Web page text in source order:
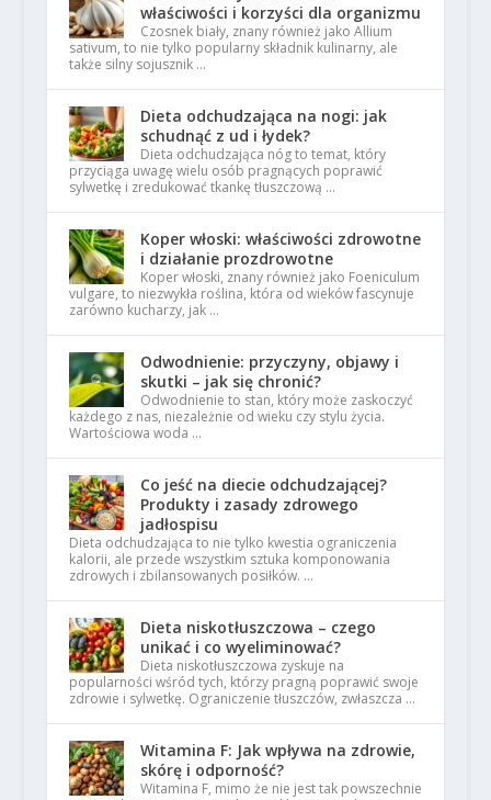
właściwości i korzyści dla organizmu
Czosnek biały, znany również jako Allium
sativum, to nie tylko popularny składnik kulinarny, ale
także silny sojusznik …
Dieta odchudzająca na nogi: jak
schudnąć z ud i łydek?
Dieta odchudzająca nóg to temat, który
przyciąga uwagę wielu osób pragnących poprawić
sylwetkę i zredukować tkankę tłuszczową …
Koper włoski: właściwości zdrowotne
i działanie prozdrowotne
Koper włoski, znany również jako Foeniculum
vulgare, to niezwykła roślina, która od wieków fascynuje
zarówno kucharzy, jak …
Odwodnienie: przyczyny, objawy i
skutki – jak się chronić?
Odwodnienie to stan, który może zaskoczyć
każdego z nas, niezależnie od wieku czy stylu życia.
Wartościowa woda …
Co jeść na diecie odchudzającej?
Produkty i zasady zdrowego
jadłospisu
Dieta odchudzająca to nie tylko kwestia ograniczenia
kalorii, ale przede wszystkim sztuka komponowania
zdrowych i zbilansowanych posiłków. …
Dieta niskotłuszczowa – czego
unikać i co wyeliminować?
Dieta niskotłuszczowa zyskuje na
popularności wśród tych, którzy pragną poprawić swoje
zdrowie i sylwetkę. Ograniczenie tłuszczów, zwłaszcza …
Witamina F: Jak wpływa na zdrowie,
skórę i odporność?
Witamina F, mimo że nie jest tak powszechnie